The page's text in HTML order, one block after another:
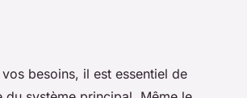
besoins, il est essentiel de